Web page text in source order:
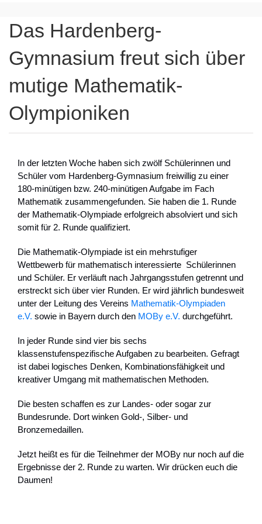
Das Hardenberg-
Gymnasium freut sich über
mutige Mathematik-
Olympioniken
In der letzten Woche haben sich zwölf Schülerinnen und
Schüler vom Hardenberg-Gymnasium freiwillig zu einer
180-minütigen bzw. 240-minütigen Aufgabe im Fach
Mathematik zusammengefunden. Sie haben die 1. Runde
der Mathematik-Olympiade erfolgreich absolviert und sich
somit für 2. Runde qualifiziert.
Die Mathematik-Olympiade ist ein mehrstufiger
Wettbewerb für mathematisch interessierte Schülerinnen
und Schüler. Er verläuft nach Jahrgangsstufen getrennt und
erstreckt sich über vier Runden. Er wird jährlich bundesweit
unter der Leitung des Vereins Mathematik-Olympiaden
e.V. sowie in Bayern durch den MOBy e.V. durchgeführt.
In jeder Runde sind vier bis sechs
klassenstufenspezifische Aufgaben zu bearbeiten. Gefragt
ist dabei logisches Denken, Kombinationsfähigkeit und
kreativer Umgang mit mathematischen Methoden.
Die besten schaffen es zur Landes- oder sogar zur
Bundesrunde. Dort winken Gold-, Silber- und
Bronzemedaillen.
Jetzt heißt es für die Teilnehmer der MOBy nur noch auf die
Ergebnisse der 2. Runde zu warten. Wir drücken euch die
Daumen!